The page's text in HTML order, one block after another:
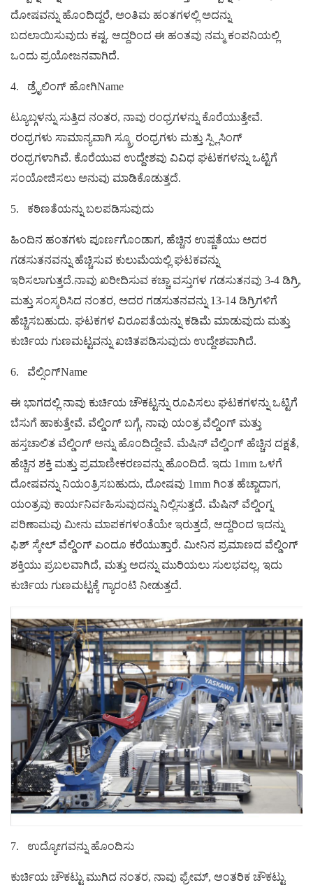
ದೋಷವನ್ನು ಹೊಂದಿದ್ದರೆ, ಅಂತಿಮ ಹಂತಗಳಲ್ಲಿ ಅದನ್ನು
ಬದಲಾಯಿಸುವುದು ಕಷ್ಟ. ಆದ್ದರಿಂದ ಈ ಹಂತವು ನಮ್ಮ ಕಂಪನಿಯಲ್ಲಿ
ಒಂದು ಪ್ರಯೋಜನವಾಗಿದೆ.
4. ಡ್ರೈಲಿಂಗ್ ಹೋಗಿName
ಟ್ಯೂಬ್ಗಳನ್ನು ಸುತ್ತಿದ ನಂತರ, ನಾವು ರಂಧ್ರಗಳನ್ನು ಕೊರೆಯುತ್ತೇವೆ.
ರಂಧ್ರಗಳು ಸಾಮಾನ್ಯವಾಗಿ ಸ್ಕ್ರೂ ರಂಧ್ರಗಳು ಮತ್ತು ಸ್ಪ್ಲಿಸಿಂಗ್
ರಂಧ್ರಗಳಾಗಿವೆ. ಕೊರೆಯುವ ಉದ್ದೇಶವು ವಿವಿಧ ಘಟಕಗಳನ್ನು ಒಟ್ಟಿಗೆ
ಸಂಯೋಜಿಸಲು ಅನುವು ಮಾಡಿಕೊಡುತ್ತದೆ.
5. ಕಠಿಣತೆಯನ್ನು ಬಲಪಡಿಸುವುದು
ಹಿಂದಿನ ಹಂತಗಳು ಪೂರ್ಣಗೊಂಡಾಗ, ಹೆಚ್ಚಿನ ಉಷ್ಣತೆಯು ಅದರ
ಗಡಸುತನವನ್ನು ಹೆಚ್ಚಿಸುವ ಕುಲುಮೆಯಲ್ಲಿ ಘಟಕವನ್ನು
ಇರಿಸಲಾಗುತ್ತದೆ.ನಾವು ಖರೀದಿಸುವ ಕಚ್ಚಾ ವಸ್ತುಗಳ ಗಡಸುತನವು 3-4 ಡಿಗ್ರಿ,
ಮತ್ತು ಸಂಸ್ಕರಿಸಿದ ನಂತರ, ಅದರ ಗಡಸುತನವನ್ನು 13-14 ಡಿಗ್ರಿಗಳಿಗೆ
ಹೆಚ್ಚಿಸಬಹುದು. ಘಟಕಗಳ ವಿರೂಪತೆಯನ್ನು ಕಡಿಮೆ ಮಾಡುವುದು ಮತ್ತು
ಕುರ್ಚಿಯ ಗುಣಮಟ್ಟವನ್ನು ಖಚಿತಪಡಿಸುವುದು ಉದ್ದೇಶವಾಗಿದೆ.
6. ವೆಲ್ಸಿಂಗ್Name
ಈ ಭಾಗದಲ್ಲಿ ನಾವು ಕುರ್ಚಿಯ ಚೌಕಟ್ಟನ್ನು ರೂಪಿಸಲು ಘಟಕಗಳನ್ನು ಒಟ್ಟಿಗೆ
ಬೆಸುಗೆ ಹಾಕುತ್ತೇವೆ. ವೆಲ್ಡಿಂಗ್ ಬಗ್ಗೆ, ನಾವು ಯಂತ್ರ ವೆಲ್ಡಿಂಗ್ ಮತ್ತು
ಹಸ್ತಚಾಲಿತ ವೆಲ್ಡಿಂಗ್ ಅನ್ನು ಹೊಂದಿದ್ದೇವೆ. ಮೆಷಿನ್ ವೆಲ್ಡಿಂಗ್ ಹೆಚ್ಚಿನ ದಕ್ಷತೆ,
ಹೆಚ್ಚಿನ ಶಕ್ತಿ ಮತ್ತು ಪ್ರಮಾಣೀಕರಣವನ್ನು ಹೊಂದಿದೆ. ಇದು 1mm ಒಳಗೆ
ದೋಷವನ್ನು ನಿಯಂತ್ರಿಸಬಹುದು, ದೋಷವು 1mm ಗಿಂತ ಹೆಚ್ಚಾದಾಗ,
ಯಂತ್ರವು ಕಾರ್ಯನಿರ್ವಹಿಸುವುದನ್ನು ನಿಲ್ಲಿಸುತ್ತದೆ. ಮೆಷಿನ್ ವೆಲ್ಡಿಂಗ್ನ
ಪರಿಣಾಮವು ಮೀನು ಮಾಪಕಗಳಂತೆಯೇ ಇರುತ್ತದೆ, ಆದ್ದರಿಂದ ಇದನ್ನು
ಫಿಶ್ ಸ್ಕೇಲ್ ವೆಲ್ಡಿಂಗ್ ಎಂದೂ ಕರೆಯುತ್ತಾರೆ. ಮೀನಿನ ಪ್ರಮಾಣದ ವೆಲ್ಡಿಂಗ್
ಶಕ್ತಿಯು ಪ್ರಬಲವಾಗಿದೆ, ಮತ್ತು ಅದನ್ನು ಮುರಿಯಲು ಸುಲಭವಲ್ಲ, ಇದು
ಕುರ್ಚಿಯ ಗುಣಮಟ್ಟಕ್ಕೆ ಗ್ಯಾರಂಟಿ ನೀಡುತ್ತದೆ.
7. ಉದ್ಯೋಗವನ್ನು ಹೊಂದಿಸು
ಕುರ್ಚಿಯ ಚೌಕಟ್ಟು ಮುಗಿದ ನಂತರ, ನಾವು ಫ್ರೇಮ್, ಆಂತರಿಕ ಚೌಕಟ್ಟು